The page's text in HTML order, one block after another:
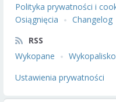
Polityka prywatności i
Osiągnięcia
Changelog
RSS
Wykopane
Wykopalisko
Ustawienia prywatności